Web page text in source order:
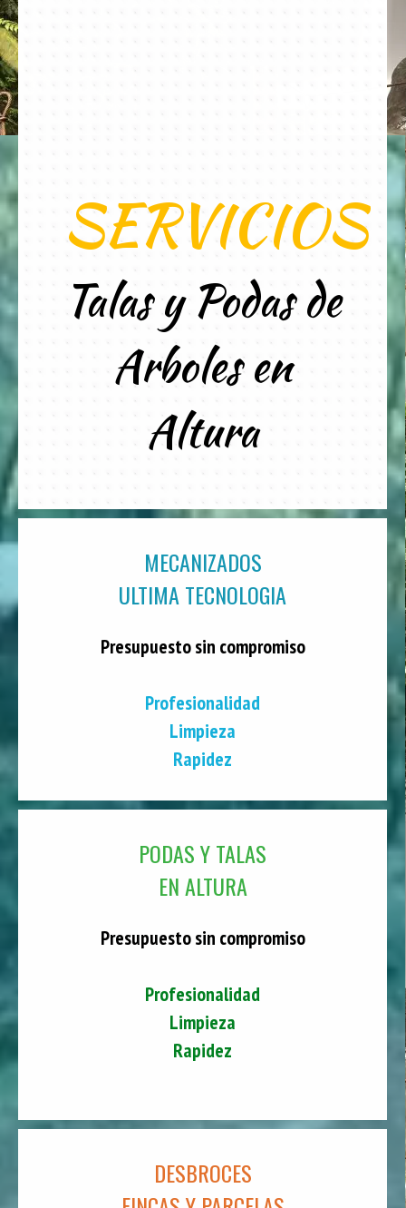
SERVICIOS
Talas y Podas de
Arboles en
Altura
MECANIZADOS
ULTIMA TECNOLOGIA
Presupuesto sin compromiso
Profesionalidad
Limpieza
Rapidez
PODAS Y TALAS
EN ALTURA
Presupuesto sin compromiso
Profesionalidad
Limpieza
Rapidez
DESBROCES